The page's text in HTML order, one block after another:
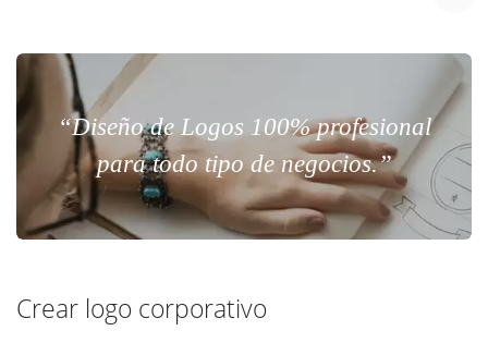
“Diseño de Logos 100% profesional
para todo tipo de negocios.”
Crear logo corporativo